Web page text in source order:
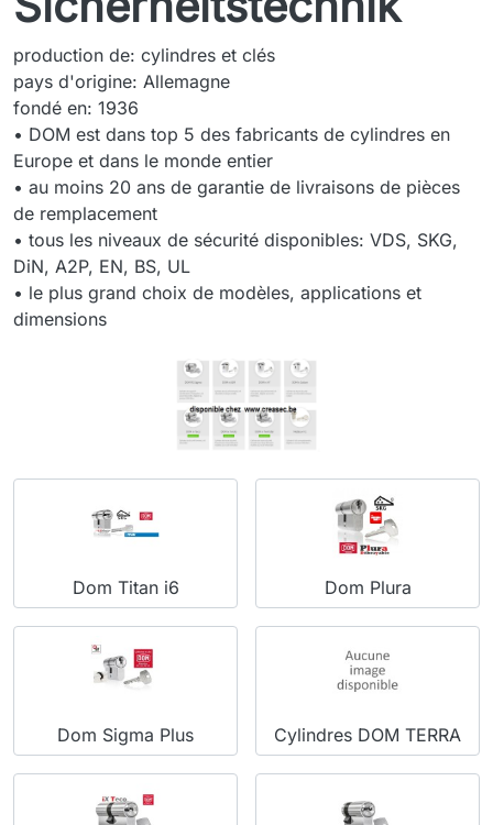
production de: cylindres et clés
pays d'origine: Allemagne
fondé en: 1936
• DOM est dans top 5 des fabricants de cylindres en
Europe et dans le monde entier
• au moins 20 ans de garantie de livraisons de pièces
de remplacement
• tous les niveaux de sécurité disponibles: VDS, SKG,
DiN, A2P, EN, BS, UL
• le plus grand choix de modèles, applications et
dimensions
Dom Titan i6 Dom Plura
Dom Sigma Plus Cylindres DOM TERRA